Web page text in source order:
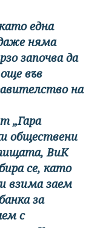
една
няма
започва да
във
на
„Гара
обществени
ВиК
се, като
взима заем
за
с